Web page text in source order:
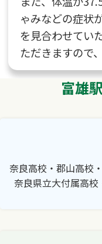
ゃみなどの症状
を見合わせてい
ただきますので
富雄
奈良高校・郡山高校
奈良県立大付属高